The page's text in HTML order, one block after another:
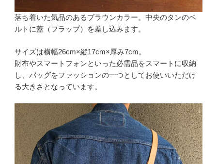
落ち着いた気品のあるブラウンカラー。中央のタンのベ
ルトに蓋（フラップ）を差し込みます。
サイズは横幅26cm×縦17cm×厚み7cm。
財布やスマートフォンといった必需品をスマートに収納
し、バッグをファッションの一つとしてお使いいただけ
る大きさとなっています。